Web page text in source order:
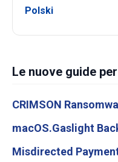
Polski
Le nuove guide
CRIMSON
macOS.Gaslight
Misdirected